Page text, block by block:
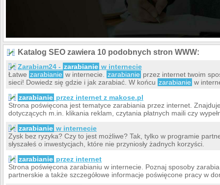
Katalog SEO zawiera 10 podobnych stron WWW:
Zarabiam24 - zarabianie w internecie
Łatwe zarabianie w internecie. zarabianie przez internet twoim
sieci! Dowiedz się gdzie i jak zarabiać. W końcu zarabianie w
zarabianie przez internet z makose.pl
Strona poświęcona jest tematyce zarabiania przez internet.
dotyczących m.in. klikania reklam, czytania płatnych maili czy
zarabianie w internecie
Zysk bez ryzyka? Czy to jest możliwe? Tak, tylko w programie
słyszałeś o inwestycjach, które nie przyniosły żadnych korzyści.
zarabianie przez internet
Strona poświęcona zarabianiu w internecie. Poznaj sposoby
partnerskie a także szczegółowe informacje poświęcone pracy w